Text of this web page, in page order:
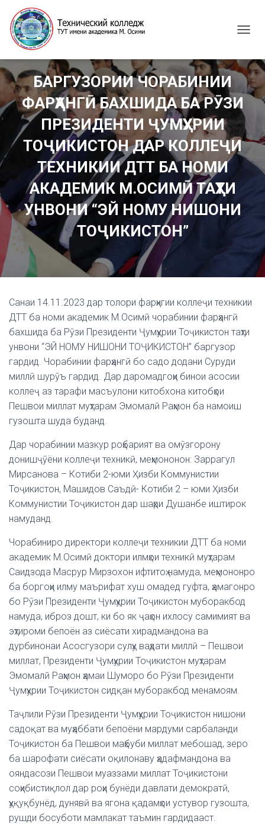
G
G
E
A
V
I
A
БАРГУЗОРИИ ЧОРАБИНИИ
ФАРҲАНГӢ БАХШИДА БА РӮЗИ
ПРЕЗИДЕНТИ ҶУМҲУРИИ
ТОҶИКИСТОН ДАР КОЛЛЕҶИ
ТЕХНИКИИ ДТТ БА НОМИ
АКАДЕМИК М.ОСИМӢ ТАҲТИ
УНВОНИ “ЭЙ НОМУ НИШОНИ
ТОҶИКИСТОН”
Санаи 14.11.2023 дар толори фарҳнгии коллеҷи техникии
ДТТ ба номи академик М.Осимӣ чорабинии фарҳангӣ
бахшида ба Рӯзи Президенти Ҷумҳурии Тоҷикистон таҳти
унвони “ЭЙ НОМУ НИШОНИ ТОҶИКИСТОН” баргузор
гардид. Чорабинии фарҳангӣ бо садо додани Суруди
миллӣ шурӯъ гардид. Дар даромадгоҳи бинои асосии
коллеҷ аз тарафи масъулони китобхона китобҳои
Пешвои миллат муҳтарам Эмомалӣ Раҳмон ба намоиш
гузошта шуда буданд.
Дар чорабинии мазкур роҳбарият ва омӯзгорону
донишҷӯёни коллеҷи техникӣ, меҳмононон: Заррагул
Мирсанова – Котиби 2-юми Ҳизби Коммунистии
Тоҷикистон, Машидов Саъдӣ- Котиби 2 – юми Ҳизби
Коммунистии Тоҷикистон дар шаҳри Душанбе иштирок
намуданд.
Чорабиниро директори коллеҷи техникии ДТТ ба номи
академик М.Осимӣ доктори илмҳои техникӣ муҳтарам
Саидзода Масрур Мирзохон ифтитоҳ намуда, меҳмононро
ба боргоҳи илму маърифат хуш омадед гуфта, ҳамагонро
бо Рӯзи Президенти Ҷумҳурии Тоҷикистон муборакбод
намуда, иброз дошт, ки бо як ҷаҳон ихлосу самимият ва
эҳтироми бепоён аз сиёсати хирадмандона ва
дурбинонаи Асосгузори сулҳу ваҳдати миллӣ – Пешвои
миллат, Президенти Ҷумҳурии Тоҷикистон муҳтарам
Эмомалӣ Раҳмон ҳамаи Шуморо бо Рӯзи Президенти
Ҷумҳурии Тоҷикистон сидқан муборакбод менамоям.
Таҷлили Рӯзи Президенти Ҷумҳурии Тоҷикистон нишони
садоқат ва муҳаббати бепоёни мардуми сарбаланди
Тоҷикистон ба Пешвои маҳбуби миллат мебошад, зеро
ба шарофати сиёсати оқилонаву ҳадафмандона ва
ояндасози Пешвои муаззами миллат Тоҷикистони
соҳибистиқлол дар роҳи бунёди давлати демократӣ,
ҳуқуқбунёд, дунявӣ ва ягона қадамҳои устувор гузошта,
рушди босуботи мамлакат таъмин гардидааст.